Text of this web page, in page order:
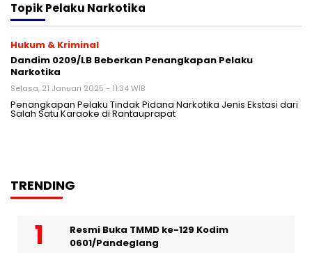
TopikPelaku Narkotika
Hukum & Kriminal
Dandim 0209/LB Beberkan Penangkapan Pelaku
Narkotika
Selasa, 21 Januari 2025 - 11:34 WIB
Penangkapan Pelaku Tindak Pidana Narkotika Jenis Ekstasi dari
Salah Satu Karaoke di Rantauprapat
TRENDING
Resmi Buka TMMD ke-129 Kodim
0601/Pandeglang